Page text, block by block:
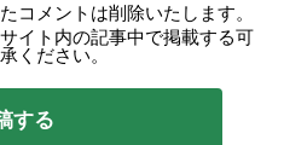
コメントは削除いたします。
イト内の記事中で掲載する可
ください。